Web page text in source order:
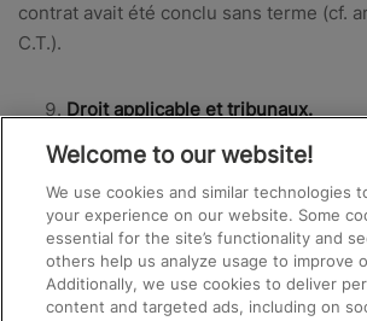
contrat avait été conclu sans terme (cf.
C.T.).
Droit applicable et tribunaux.
par le droit luxembourgeois. En cas de
parties, seul le tribunal de travail de
compétent.
Welcome to our website!
We use cookies and similar technologies
your experience on our website. Some
essential for the site’s functionality and
others help us analyze usage to improve
Additionally, we use cookies to deliver
content and targeted ads, including on